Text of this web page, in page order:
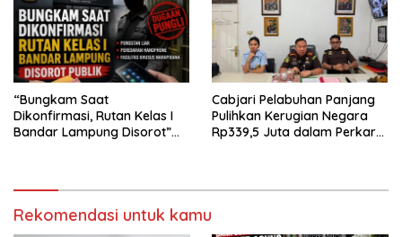
“Bungkam Saat
Dikonfirmasi, Rutan Kelas I
Bandar Lampung Disorot”
Cabjari Pelabuhan Panjang
Pulihkan Kerugian Negara
Rp339,5 Juta dalam Perkara
Rekomendasi untuk kamu